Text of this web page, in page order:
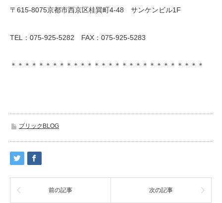
〒615-8075京都市西京区桂巽町4-48 サンケンビル1F
TEL：075-925-5282 FAX：075-925-5283
＊＊＊＊＊＊＊＊＊＊＊＊＊＊＊＊＊＊＊＊＊＊＊＊＊＊＊＊
ブリックBLOG
前の記事 次の記事